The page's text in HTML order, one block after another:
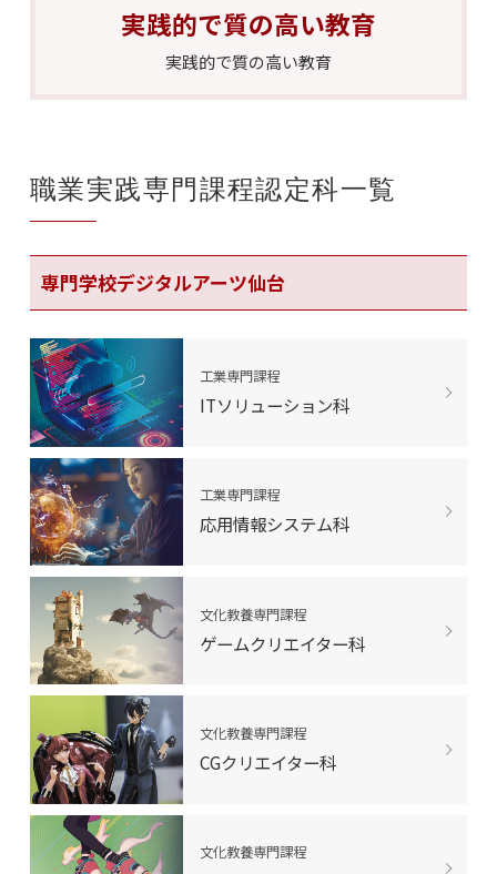
実践的で質の高い教育
実践的で質の高い教育
職業実践専門課程認定科一覧
専門学校デジタルアーツ仙台
工業専門課程
ITソリューション科
工業専門課程
応用情報システム科
文化教養専門課程
ゲームクリエイター科
文化教養専門課程
CGクリエイター科
文化教養専門課程